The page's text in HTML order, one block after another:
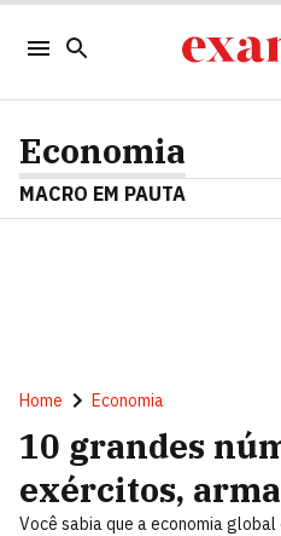
Economia
MACRO EM PAUTA
Home Economia
10 grandes
exércitos,
Você sabia que a economia